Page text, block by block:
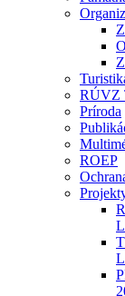
RÚVZ
Príroda
ROEP